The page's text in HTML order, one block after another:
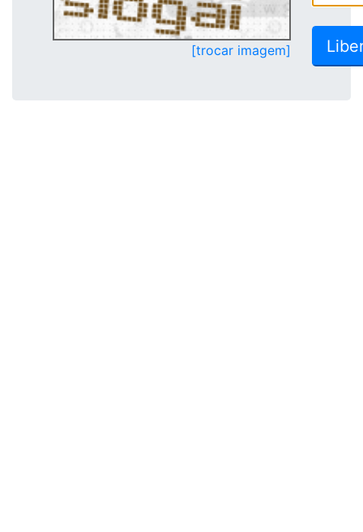
[trocar imagem]